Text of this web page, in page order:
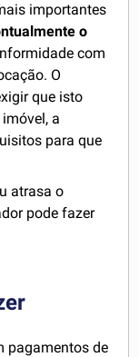
importantes
o
com
O
que isto
a
para que
atrasa o
pode fazer
pagamentos de